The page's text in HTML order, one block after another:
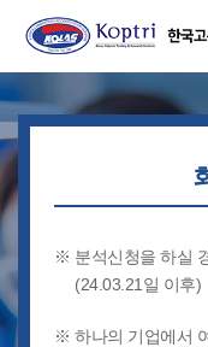
※ 분석신청을 하실
(24.03.21일 이후)
※ 하나의 기업에서